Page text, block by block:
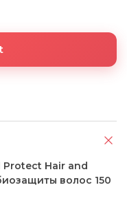
Hair and
волос 150